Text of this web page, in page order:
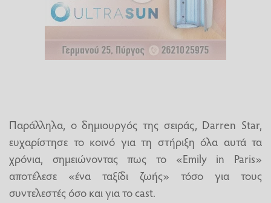
Παράλληλα, ο δημιουργός της σειράς, Darren Star,
ευχαρίστησε το κοινό για τη στήριξη όλα αυτά τα
χρόνια, σημειώνοντας πως το «Emily in Paris»
αποτέλεσε «ένα ταξίδι ζωής» τόσο για τους
συντελεστές όσο και για το cast.